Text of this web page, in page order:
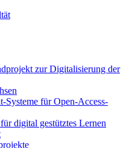
zur Digitalisierung der
Systeme für Open-Access-
digital gestütztes Lernen